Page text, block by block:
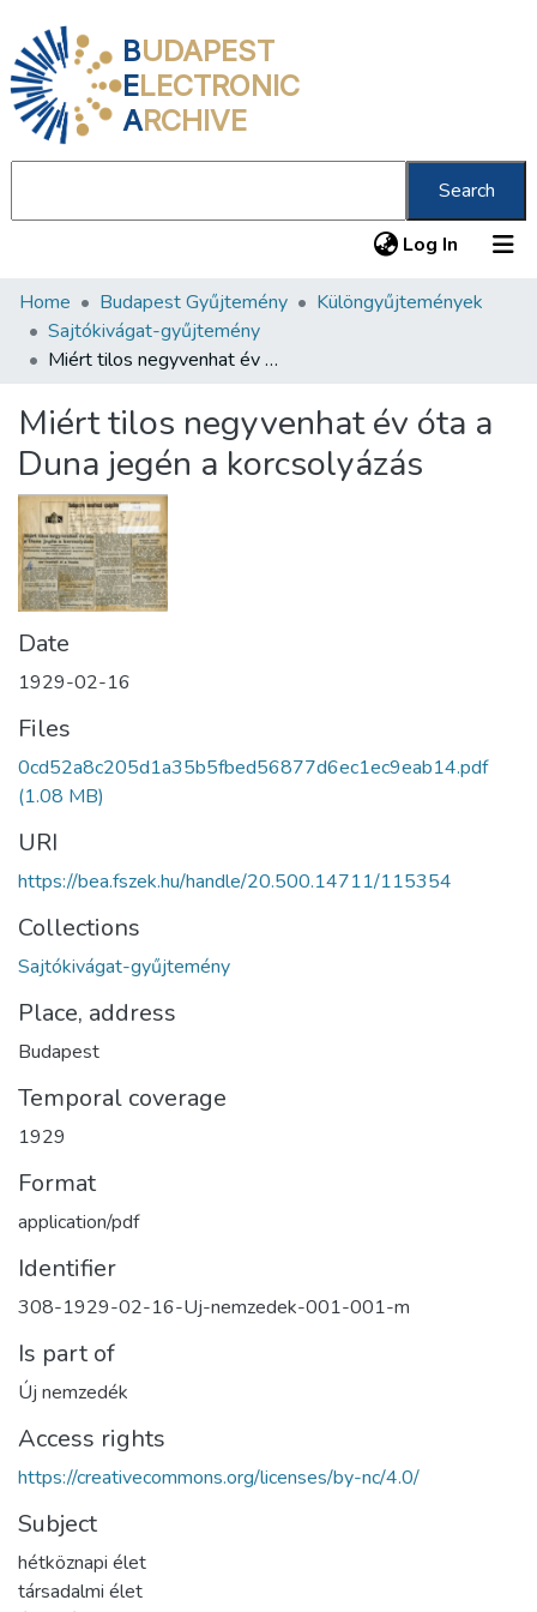
BUDAPEST
ELECTRONIC
ARCHIVE
Search
Log In (current)
Communities & Collections
All of DSpace
About us
Home Budapest Gyűjtemény
Különgyűjtemények
Sajtókivágat-gyűjtemény
Miért tilos negyvenhat év óta a Duna jegén a korcsolyázás
Miért tilos negyvenhat év óta a
Duna jegén a korcsolyázás
Date
1929-02-16
Files
0cd52a8c205d1a35b5fbed56877d6ec1ec9eab14.pdf
(1.08 MB)
URI
https://bea.fszek.hu/handle/20.500.14711/115354
Collections
Sajtókivágat-gyűjtemény
Place, address
Budapest
Temporal coverage
1929
Format
application/pdf
Identifier
308-1929-02-16-Uj-nemzedek-001-001-m
Is part of
Új nemzedék
Access rights
https://creativecommons.org/licenses/by-nc/4.0/
Subject
hétköznapi élet
társadalmi élet